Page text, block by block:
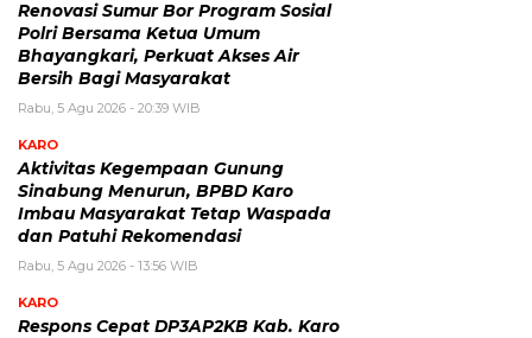
Renovasi Sumur Bor Program Sosial
Polri Bersama Ketua Umum
Bhayangkari, Perkuat Akses Air
Bersih Bagi Masyarakat
Rabu, 5 Agu 2026 - 20:39 WIB
KARO
Aktivitas Kegempaan Gunung
Sinabung Menurun, BPBD Karo
Imbau Masyarakat Tetap Waspada
dan Patuhi Rekomendasi
Rabu, 5 Agu 2026 - 13:56 WIB
KARO
Respons Cepat DP3AP2KB Kab. Karo